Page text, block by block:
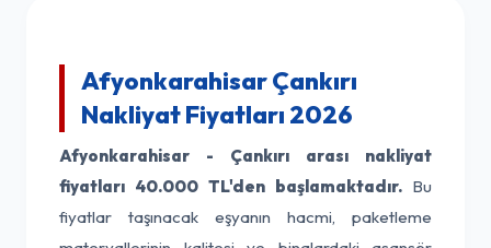
Afyonkarahisar Çankırı
Nakliyat Fiyatları 2026
Afyonkarahisar - Çankırı arası nakliyat
fiyatları 40.000 TL'den başlamaktadır. Bu
fiyatlar taşınacak eşyanın hacmi, paketleme